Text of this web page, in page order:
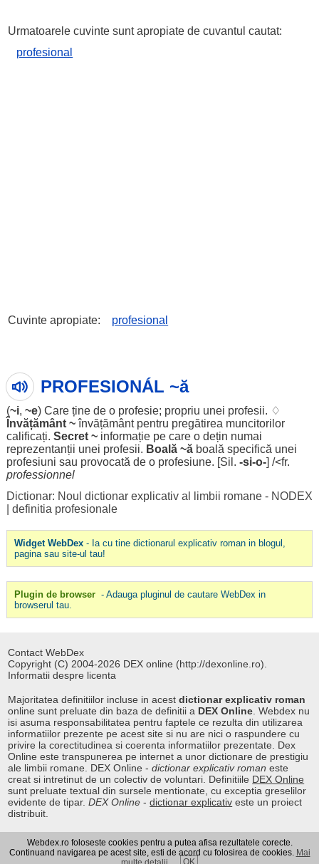
Urmatoarele cuvinte sunt apropiate de cuvantul cautat:
profesional
Cuvinte apropiate: profesional
PROFESIONÁL ~ă
(~i, ~e) Care ține de o profesie; propriu unei profesii. ♢
Învățământ~ învățământ pentru pregătirea muncitorilor
calificați. Secret~ informațiepe care o dețin numai
reprezentanții unei profesii. Boală~ă boală specifică unei
profesiuni sau provocată de o profesiune. [Sil. -si-o-] /<fr.
professionnel
Dictionar: Noul dictionar explicativ al limbii romane - NODEX
definitia profesionale
Widget WebDex- Ia cu tine dictionarul explicativ roman in blogul,
pagina sau site-ul tau!
Plugin de browser - Adauga pluginul de cautare WebDex in
browserul tau.
Contact WebDex
Copyright (C) 2004-2026 DEX online (http://dexonline.ro).
Informatii despre licenta
Majoritatea definitiilor incluse in acestdictionar explicativ roman
online sunt preluate din baza de definitii a DEX Online . Webdex nu
isi asuma responsabilitatea pentru faptele ce rezulta din utilizarea
informatiilor prezente pe acest site si nu are nici o raspundere cu
privire la corectitudinea si coerenta informatiilor prezentate. Dex
Online este transpunerea pe internet a unor dictionare de prestigiu
ale limbii romane. DEX Online -dictionar explicativ roman este
creat si intretinut de un colectiv de voluntari. Definitiile DEX Online
sunt preluate textual din sursele mentionate, cu exceptia greselilor
evidente de tipar.DEX Online -dictionar explicativ este un proiect
distribuit.
Curs valutar|Kurs walut|Pret fier vechi
Webdex.ro foloseste cookies pentru a putea afisa rezultatele corecte.
Continuand navigarea pe acest site, esti de acord cu folosirea de cookies. Mai
OK